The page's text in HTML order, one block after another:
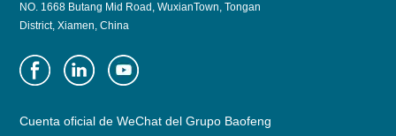
NO. 1668 Butang Mid Road, WuxianTown, Tongan
District, Xiamen, China
Cuenta oficial de WeChat del Grupo Baofeng